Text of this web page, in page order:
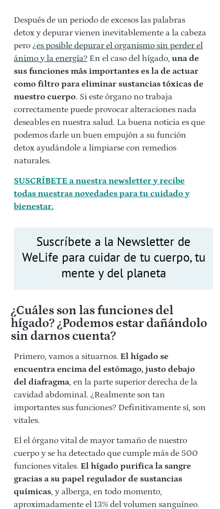
Después de un periodo de excesos las palabras
detox y depurar vienen inevitablemente a la cabeza
pero ¿es posible depurar el organismo sin perder el
ánimo y la energía? En el caso del hígado, una de
sus funciones más importantes es la de actuar
como filtro para eliminar sustancias tóxicas de
nuestro cuerpo. Si este órgano no trabaja
correctamente puede provocar alteraciones nada
deseables en nuestra salud. La buena noticia es que
podemos darle un buen empujón a su función
detox ayudándole a limpiarse con remedios
naturales.
SUSCRÍBETE a nuestra newsletter y recibe
todas nuestras novedades para tu cuidado y
bienestar.
Suscríbete a la Newsletter de
WeLife para cuidar de tu cuerpo, tu
mente y del planeta
¿Cuáles son las funciones del
hígado? ¿Podemos estar dañándolo
sin darnos cuenta?
Primero, vamos a situarnos. El hígado se
encuentra encima del estómago, justo debajo
del diafragma, en la parte superior derecha de la
cavidad abdominal. ¿Realmente son tan
importantes sus funciones? Definitivamente sí, son
vitales.
El el órgano vital de mayor tamaño de nuestro
cuerpo y se ha detectado que cumple más de 500
funciones vitales. El hígado purifica la sangre
gracias a su papel regulador de sustancias
químicas, y alberga, en todo momento,
aproximadamente el 13% del volumen sanguíneo.